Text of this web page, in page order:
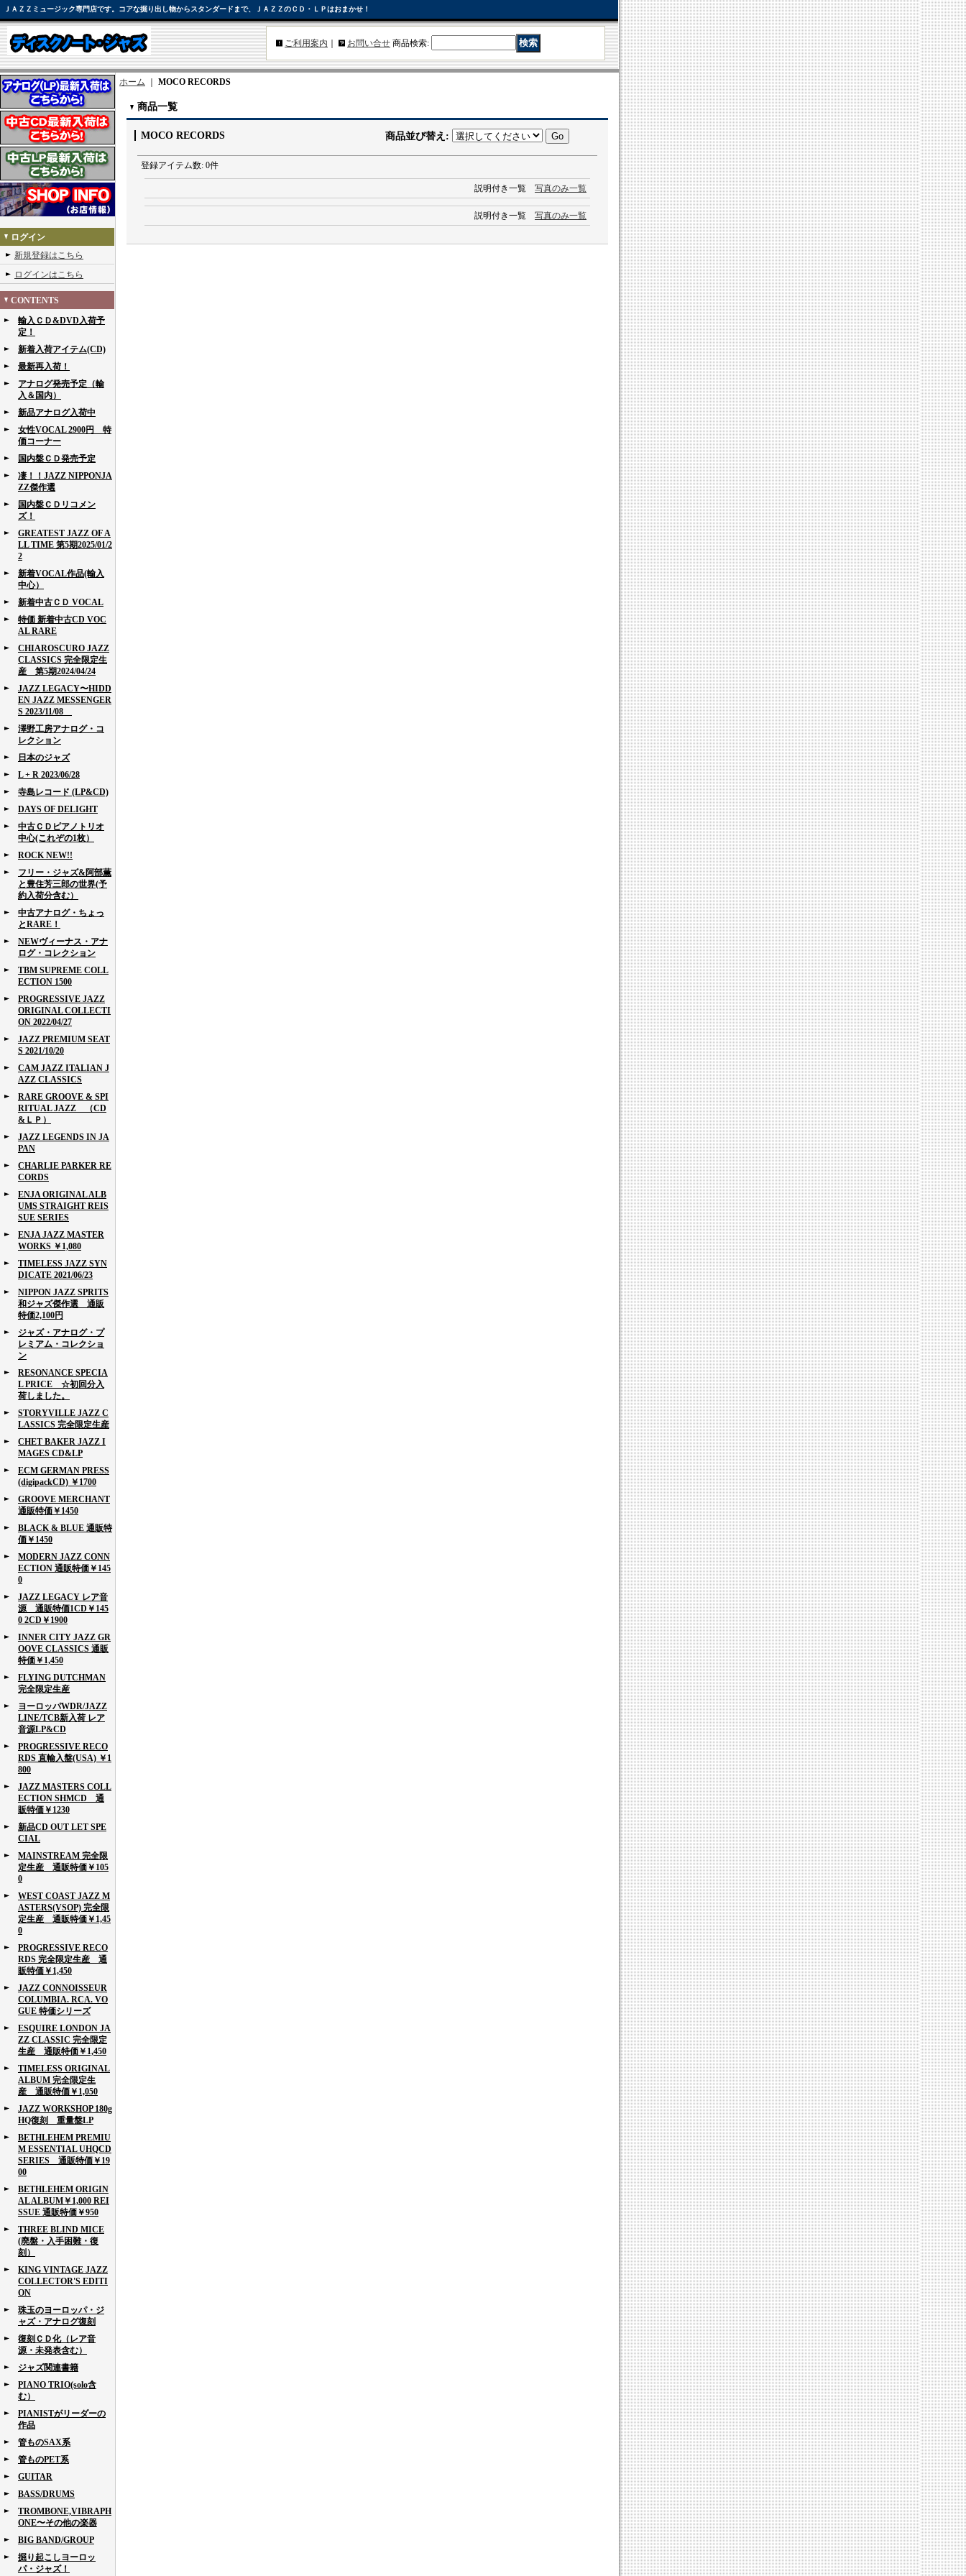
ＪＡＺＺミュージック専門店です。コアな掘り出し物からスタンダードまで、ＪＡＺＺのＣＤ・ＬＰはおまかせ！
ご利用案内 お問い合せ 商品検索:
ログイン
新規登録はこちら
ログインはこちら
CONTENTS
輸入ＣＤ&DVD入荷予
定！
新着入荷アイテム(CD)
最新再入荷！
アナログ発売予定（輸
入＆国内）
新品アナログ入荷中
女性VOCAL 2900円 特
価コーナー
国内盤ＣＤ発売予定
凄！！JAZZ NIPPONJA
ZZ傑作選
国内盤ＣＤリコメン
ズ！
GREATEST JAZZ OF A
LL TIME 第5期2025/01/2
2
新着VOCAL作品(輸入
中心）
新着中古ＣＤ VOCAL
特価 新着中古CD VOC
AL RARE
CHIAROSCURO JAZZ
CLASSICS 完全限定生
産 第5期2024/04/24
JAZZ LEGACY〜HIDD
EN JAZZ MESSENGER
S 2023/11/08
澤野工房アナログ・コ
レクション
日本のジャズ
L + R 2023/06/28
寺島レコード (LP&CD)
DAYS OF DELIGHT
中古ＣＤピアノトリオ
中心(これぞの1枚）
ROCK NEW!!
フリー・ジャズ&阿部薫
と豊住芳三郎の世界(予
約入荷分含む）
中古アナログ・ちょっ
とRARE！
NEWヴィーナス・アナ
ログ・コレクション
TBM SUPREME COLL
ECTION 1500
PROGRESSIVE JAZZ
ORIGINAL COLLECTI
ON 2022/04/27
JAZZ PREMIUM SEAT
S 2021/10/20
CAM JAZZ ITALIAN J
AZZ CLASSICS
RARE GROOVE & SPI
RITUAL JAZZ （CD
&ＬＰ）
JAZZ LEGENDS IN JA
PAN
CHARLIE PARKER RE
CORDS
ENJA ORIGINAL ALB
UMS STRAIGHT REIS
SUE SERIES
ENJA JAZZ MASTER
WORKS ￥1,080
TIMELESS JAZZ SYN
DICATE 2021/06/23
NIPPON JAZZ SPRITS
和ジャズ傑作選 通販
特価2,100円
ジャズ・アナログ・プ
レミアム・コレクショ
ン
RESONANCE SPECIA
L PRICE ☆初回分入
荷しました。
STORYVILLE JAZZ C
LASSICS 完全限定生産
CHET BAKER JAZZ I
MAGES CD&LP
ECM GERMAN PRESS
(digipackCD) ￥1700
GROOVE MERCHANT
通販特価￥1450
BLACK & BLUE 通販特
価￥1450
MODERN JAZZ CONN
ECTION 通販特価￥145
0
JAZZ LEGACY レア音
源 通販特価1CD￥145
0 2CD￥1900
INNER CITY JAZZ GR
OOVE CLASSICS 通販
特価￥1,450
FLYING DUTCHMAN
完全限定生産
ヨーロッパWDR/JAZZ
LINE/TCB新入荷 レア
音源LP&CD
PROGRESSIVE RECO
RDS 直輸入盤(USA) ￥1
800
JAZZ MASTERS COLL
ECTION SHMCD 通
販特価￥1230
新品CD OUT LET SPE
CIAL
MAINSTREAM 完全限
定生産 通販特価￥105
0
WEST COAST JAZZ M
ASTERS(VSOP) 完全限
定生産 通販特価￥1,45
0
PROGRESSIVE RECO
RDS 完全限定生産 通
販特価￥1,450
JAZZ CONNOISSEUR
COLUMBIA. RCA. VO
GUE 特価シリーズ
ESQUIRE LONDON JA
ZZ CLASSIC 完全限定
生産 通販特価￥1,450
TIMELESS ORIGINAL
ALBUM 完全限定生
産 通販特価￥1,050
JAZZ WORKSHOP 180g
HQ復刻 重量盤LP
BETHLEHEM PREMIU
M ESSENTIAL UHQCD
SERIES 通販特価￥19
00
BETHLEHEM ORIGIN
AL ALBUM￥1,000 REI
SSUE 通販特価￥950
THREE BLIND MICE
(廃盤・入手困難・復
刻）
KING VINTAGE JAZZ
COLLECTOR'S EDITI
ON
珠玉のヨーロッパ・ジ
ャズ・アナログ復刻
復刻ＣＤ化（レア音
源・未発表含む）
ジャズ関連書籍
PIANO TRIO(solo含
む）
PIANISTがリーダーの
作品
管ものSAX系
管ものPET系
GUITAR
BASS/DRUMS
TROMBONE,VIBRAPH
ONE〜その他の楽器
BIG BAND/GROUP
掘り起こしヨーロッ
パ・ジャズ！
ホーム MOCO RECORDS
商品一覧
MOCO RECORDS 商品並び替え :
登録アイテム数: 0件
説明付き一覧 写真のみ一覧
説明付き一覧 写真のみ一覧